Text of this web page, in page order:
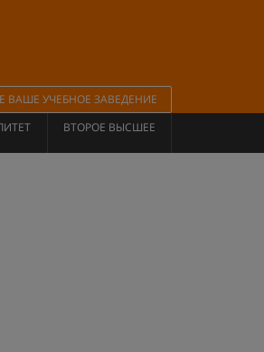
ВАШЕ УЧЕБНОЕ ЗАВЕДЕНИЕ
ВТОРОЕ ВЫСШЕЕ